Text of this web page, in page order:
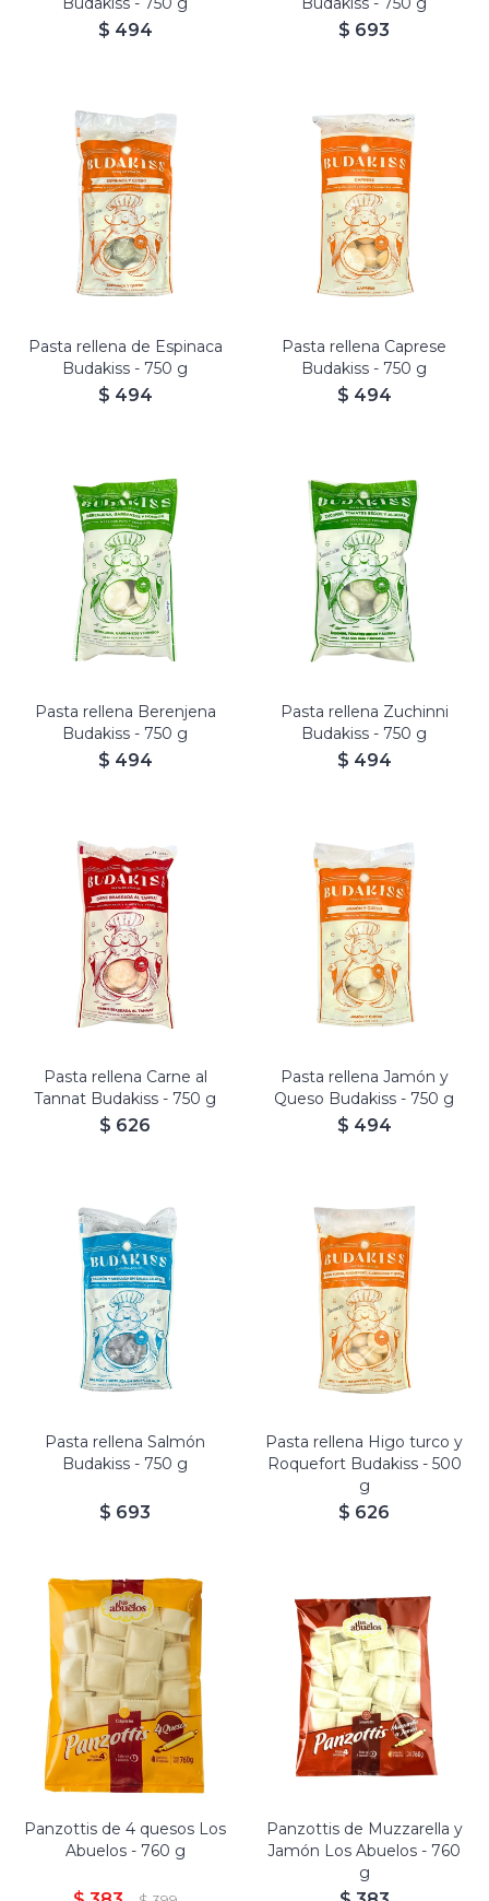
$ 494 $ 693
Budakiss rellenos de Espinaca
y Queso.
Masa con Papa y Espinaca.
Pasta rellena de Espinaca
Budakiss - 750 g
$ 494
Budakiss rellenos de Caprese.
Masa con Boniato zanahoria.
Pasta rellena Caprese
Budakiss - 750 g
$ 494
Budakiss rellenos de
Berenjena, Garbanzos y
Hongos.
Masa con Papa y Berenjena.
Aptos Veganos.
Pasta rellena Berenjena
Budakiss - 750 g
$ 494
Budakiss rellenos de Zucchini,
Tomates secos y Alubias.
Masa con Papa y Espinaca.
Pasta rellena Zuchinni
Budakiss - 750 g
$ 494
Budakiss rellenos de Carne
braseada al Tannat.
Masa con Papa y Pimientos
asados.
Pasta rellena Carne al
Tannat Budakiss - 750 g
$ 626
Budakiss rellenos de Jamón y
Queso.
Masa con Papa.
Pasta rellena Jamón y
Queso Budakiss - 750 g
$ 494
Budakiss rellenos de Salmón
y Merluza en salsa liliácea.
Masa con Papa y Tinta de
calamar.
Pasta rellena Salmón
Budakiss - 750 g
$ 693
Budakiss rellenos de Higo
turco, Roquefort, Almendras
y Queso.
Masa con Boniato y
Zanahoria.
Pasta rellena Higo turco y
Roquefort Budakiss - 500
g
$ 626
Panzottis de 4 quesos Los
Abuelos - 760 g
Panzottis de Muzzarella y
Jamón Los Abuelos - 760
g